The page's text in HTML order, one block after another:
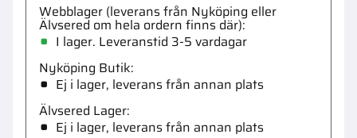
Webblager (leverans från Nyköping eller
Älvsered om hela ordern finns där)
I lager. Leveranstid 3-5 vardagar
Nyköping Butik
Ej i lager, leverans från annan plats
Älvsered Lager
Ej i lager, leverans från annan plats